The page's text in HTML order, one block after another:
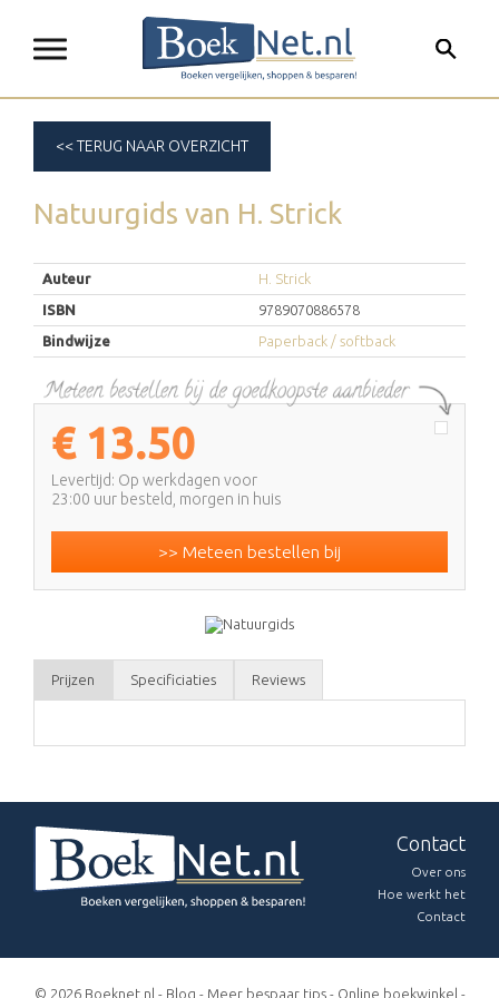
<< TERUG NAAR OVERZICHT
Natuurgids van H. Strick
Auteur
H. Strick
ISBN
9789070886578
Bindwijze
Paperback / softback
€ 13.50
Levertijd: Op werkdagen voor
23:00 uur besteld, morgen in huis
>> Meteen bestellen bij
Prijzen Specificiaties Reviews
Contact
Over ons
Hoe werkt het
Contact
© 2026 Boeknet.nl - Blog - Meer bespaar tips- Online boekwinkel -